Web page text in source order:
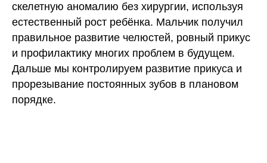
скелетную аномалию без хирургии, используя
естественный рост ребёнка. Мальчик получил
правильное развитие челюстей, ровный прикус
и профилактику многих проблем в будущем.
Дальше мы контролируем развитие прикуса и
прорезывание постоянных зубов в плановом
порядке.